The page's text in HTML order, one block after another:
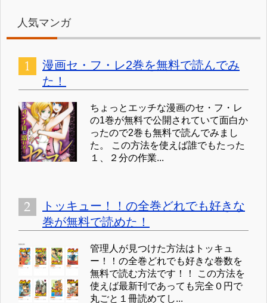
人気マンガ
漫画セ・フ・レ2巻を無料で読んでみ
た！
ちょっとエッチな漫画のセ・フ・レ
の1巻が無料で公開されていて面白か
ったので2巻も無料で読んでみまし
た。 この方法を使えば誰でもたった
１、２分の作業...
トッキュー！！の全巻どれでも好きな
巻が無料で読めた！
管理人が見つけた方法はトッキュ
ー！！の全巻どれでも好きな巻数を
無料で読む方法です！！ この方法を
使えば最新刊であっても完全０円で
丸ごと１冊読めてし...